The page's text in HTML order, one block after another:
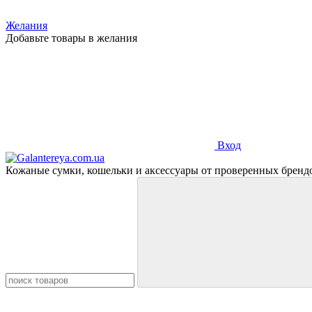
Желания
Добавьте товары в желания
Вход
Кожаные сумки, кошельки и аксессуары от проверенных